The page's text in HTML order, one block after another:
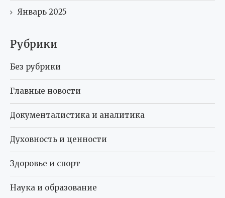
Январь 2025
Рубрики
Без рубрики
Главные новости
Документалистика и аналитика
Духовность и ценности
Здоровье и спорт
Наука и образование